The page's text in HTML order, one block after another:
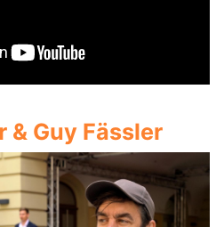
& Guy Fässler